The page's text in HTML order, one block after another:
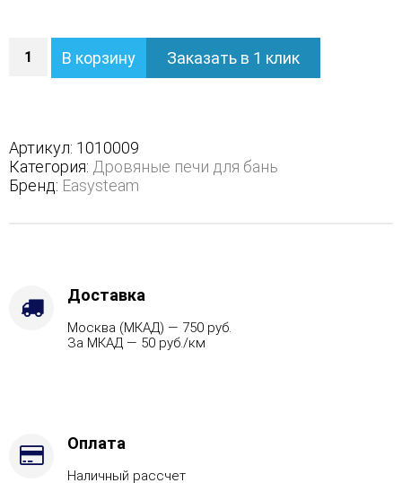
Печь
полноценном
кожухе
-
Варианты
321,
Вид
В корзину Заказать в 1 клик
Артикул: 1010009
Категория: Дровяные печи для бань
Бренд: Easysteam
Доставка
Москва (МКАД) — 750 руб.
За МКАД — 50 руб./км
Оплата
Наличный рассчет